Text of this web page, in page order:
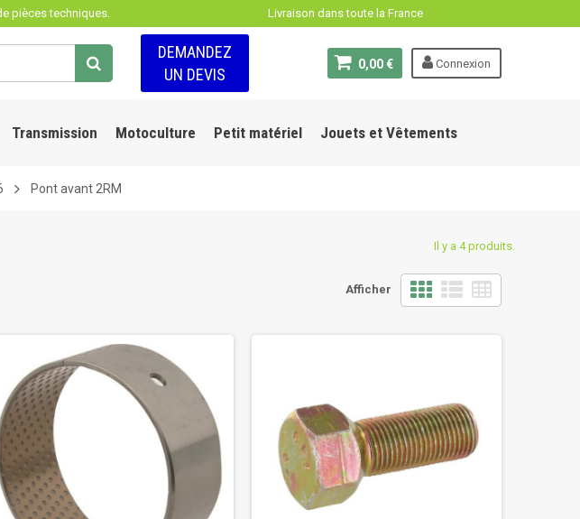
pièces techniques. Livraison dans toute la France
Connexion
0,00 €
DEMANDEZ
UN DEVIS
Transmission Motoculture Petit matériel Jouets et Vêtements
Pont avant 2RM
Il y a 4 produits.
Afficher